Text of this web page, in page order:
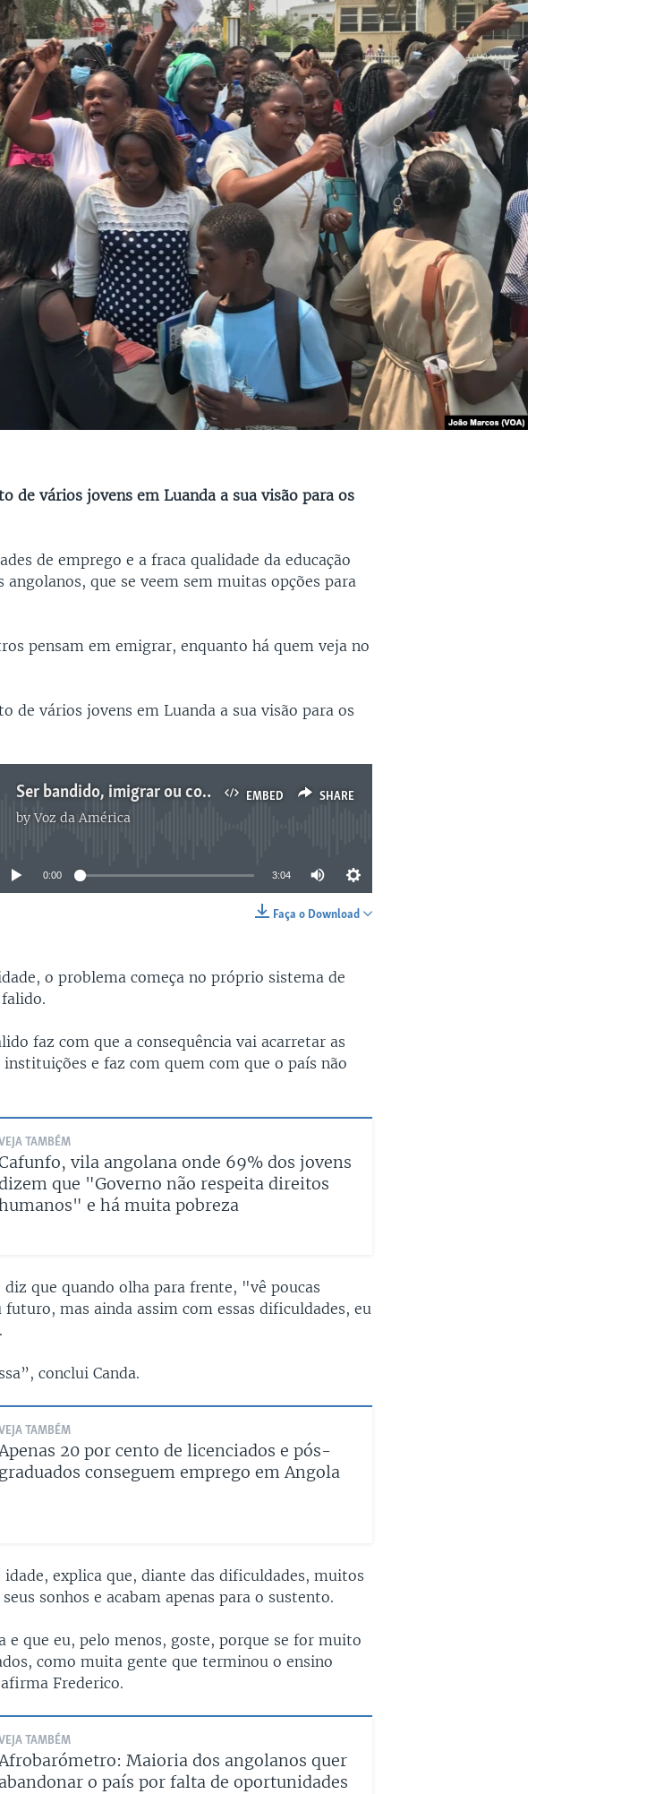
de vários jovens em Luanda a sua visão para os
de emprego e a fraca qualidade da educação
que se veem sem muitas opções para
pensam em emigrar, enquanto há quem veja no
de vários jovens em Luanda a sua visão para os
EMBED SHARE
Ser bandido, imigrar ou continuar a lutar, questionam jovens angolanos
byVoz da América
source currently available
0:00 3:04
Faça o Download
o problema começa no próprio sistema de
faz com que a consequência vai acarretar as
e faz com quem com que o país não
TAMBÉM
vila angolana onde 69% dos jovens
que "Governo não respeita direitos
e há muita pobreza
que quando olha para frente, "vê poucas
mas ainda assim com essas dificuldades, eu
conclui Canda.
TAMBÉM
20 por cento de licenciados e pós-
graduados conseguem emprego em Angola
idade, explica que, diante das dificuldades, muitos
sonhos e acabam apenas para o sustento.
e que eu, pelo menos, goste, porque se for muito
como muita gente que terminou o ensino
Frederico.
TAMBÉM
Maioria dos angolanos quer
abandonar o país por falta de oportunidades